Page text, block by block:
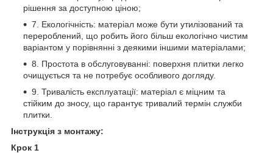
рішення за доступною ціною;
7. Екологічність: матеріал може бути утилізований та
перероблений, що робить його більш екологічно чистим
варіантом у порівнянні з деякими іншими матеріалами;
8. Простота в обслуговуванні: поверхня плитки легко
очищується та не потребує особливого догляду.
9. Тривалість експлуатації: матеріал є міцним та
стійким до зносу, що гарантує тривалий термін служби
плитки.
Інструкція з монтажу:
Крок 1